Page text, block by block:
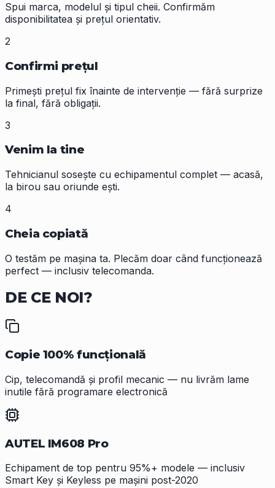
Spui marca, modelul și tipul cheii. Confirmăm
disponibilitatea și prețul orientativ.
2
Confirmi prețul
Primești prețul fix înainte de intervenție — fără surprize
la final, fără obligații.
3
Venim la tine
Tehnicianul sosește cu echipamentul complet — acasă,
la birou sau oriunde ești.
4
Cheia copiată
O testăm pe mașina ta. Plecăm doar când funcționează
perfect — inclusiv telecomanda.
DE CE NOI?
Copie 100% funcțională
Cip, telecomandă și profil mecanic — nu livrăm lame
inutile fără programare electronică
AUTEL IM608 Pro
Echipament de top pentru 95%+ modele — inclusiv
Smart Key și Keyless pe mașini post-2020